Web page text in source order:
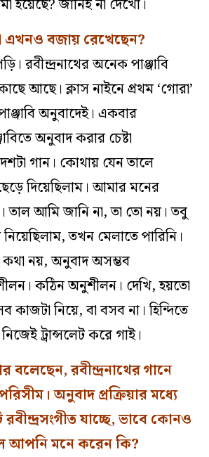
হয়েছে? জানিই না দেখো।
এখনও বজায় রেখেছেন?
রবীন্দ্রনাথের অনেক পাঞ্জাবি
আছে। ক্লাস নাইনে প্রথম ‘গোরা’
অনুবাদেই। একবার
অনুবাদ করার চেষ্টা
গান। কোথায় যেন তালে
দিয়েছিলাম। আমার মনের
তাল আমি জানি না, তা তো নয়। তবু
তখন মেলাতে পারিনি।
নয়, অনুবাদ অসম্ভব
কঠিন অনুশীলন। দেখি, হয়তো
নিয়ে, বা বসব না। হিন্দিতে
ট্রান্সলেট করে গাই।
রবীন্দ্রনাথের গানে
অনুবাদ প্রক্রিয়ার মধ্যে
যাচ্ছে, ভাবে কোনও
আপনি মনে করেন কি?